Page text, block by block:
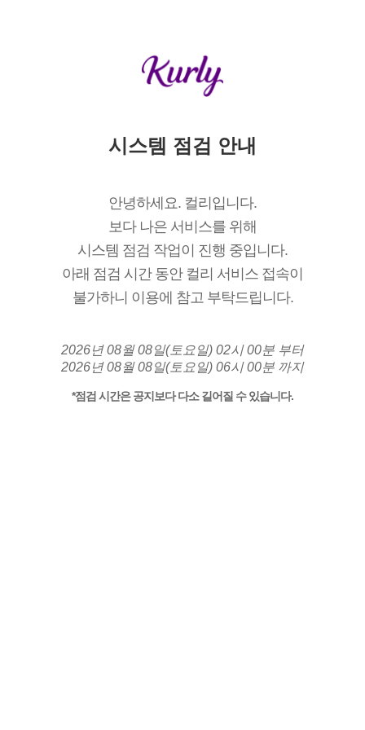
시스템 점검 안내
안녕하세요. 컬리입니다.
보다 나은 서비스를 위해
시스템 점검 작업이 진행 중입니다.
아래 점검 시간 동안 컬리 서비스 접속이
불가하니 이용에 참고 부탁드립니다.
2026년 08월 08일(토요일) 02시 00분 부터
2026년 08월 08일(토요일) 06시 00분 까지
*점검 시간은 공지보다 다소 길어질 수 있습니다.